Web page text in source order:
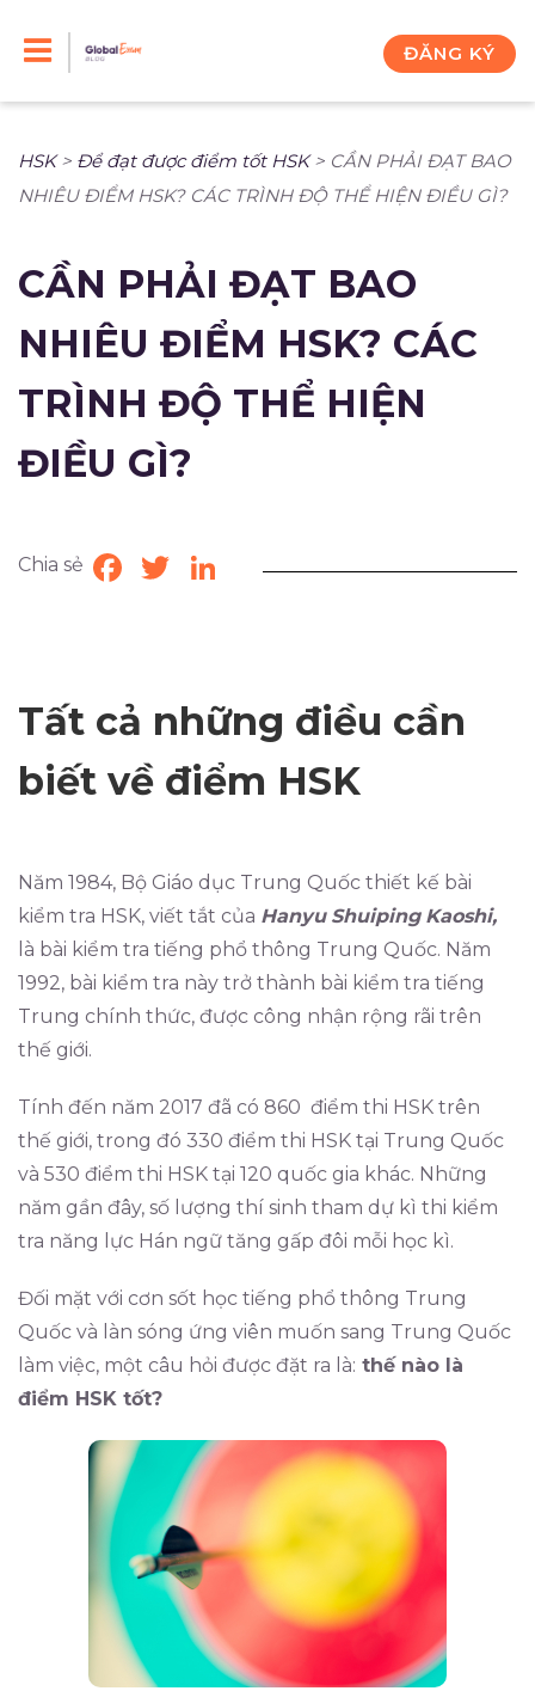
ĐĂNG KÝ
HSK> Để đạt được điểm tốt HSK> CẦN PHẢI ĐẠT BAO
NHIÊU ĐIỂM HSK? CÁC TRÌNH ĐỘ THỂ HIỆN ĐIỀU GÌ?
CẦN PHẢI ĐẠT BAO
NHIÊU ĐIỂM HSK? CÁC
TRÌNH ĐỘ THỂ HIỆN
ĐIỀU GÌ?
Chia sẻ Facebook
TwitterLinkedIn
Tất cả những điều cần
biết về điểm HSK
Năm 1984, Bộ Giáo dục Trung Quốc thiết kế bài
kiểm tra HSK, viết tắt của Hanyu Shuiping Kaoshi,
là bài kiểm tra tiếng phổ thông Trung Quốc. Năm
1992, bài kiểm tra này trở thành bài kiểm tra tiếng
Trung chính thức, được công nhận rộng rãi trên
thế giới.
Tính đến năm 2017 đã có 860 điểm thi HSK trên
thế giới, trong đó 330 điểm thi HSK tại Trung Quốc
và 530 điểm thi HSK tại 120 quốc gia khác. Những
năm gần đây, số lượng thí sinh tham dự kì thi kiểm
tra năng lực Hán ngữ tăng gấp đôi mỗi học kì.
Đối mặt với cơn sốt học tiếng phổ thông Trung
Quốc và làn sóng ứng viên muốn sang Trung Quốc
làm việc, một câu hỏi được đặt ra là: thế nào là
điểm HSK tốt?